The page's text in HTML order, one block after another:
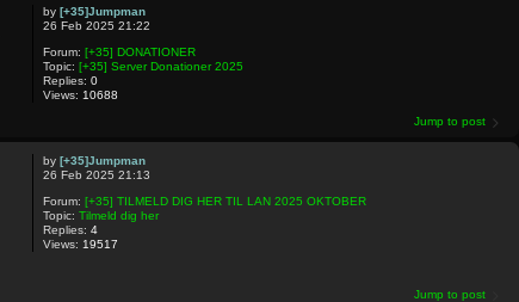
by [+35]Jumpman
26 Feb 2025 21:22
Forum: [+35] DONATIONER
Topic: [+35] Server Donationer 2025
Replies: 0
Views: 10688
Jump to post
by [+35]Jumpman
26 Feb 2025 21:13
Forum: [+35] TILMELD DIG HER TIL LAN 2025 OKTOBER
Topic: Tilmeld dig her
Replies: 4
Views: 19517
Jump to post